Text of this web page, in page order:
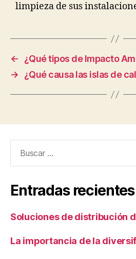
limpieza de sus
←
¿Qué tipos de Impacto
→
¿Qué causa las islas de
Entradas recientes
Soluciones de distribución
La importancia de la